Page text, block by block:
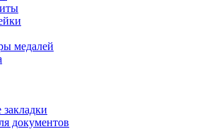
медалей
документов